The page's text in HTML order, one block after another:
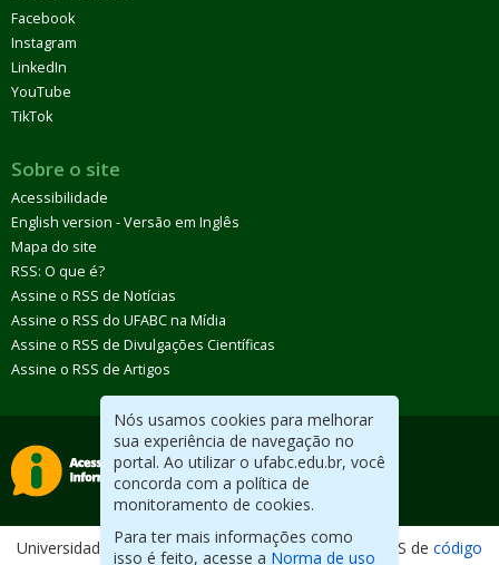
Nós usamos cookies para melhorar
sua experiência de navegação no
portal. Ao utilizar o ufabc.edu.br, você
concorda com a política de
monitoramento de cookies.
Para ter mais informações como
isso é feito, acesse a Norma de uso
Facebook
Instagram
LinkedIn
YouTube
TikTok
Sobre o site
Acessibilidade
English version - Versão em Inglês
Mapa do site
RSS: O que é?
Assine o RSS de Notícias
Assine o RSS do UFABC na Mídia
Assine o RSS de Divulgações Científicas
Assine o RSS de Artigos
Universidade Federal do ABC. Desenvolvido com CMS de código